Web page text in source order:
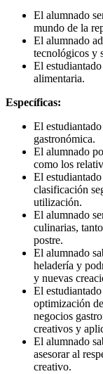
El alumnado
mundo de la
El alumnado
tecnológicos y
El
alimentaria.
Específicas:
El
gastronómica.
El alumnado
como los
El
clasificación
utilización.
El alumnado
culinarias,
postre.
El alumnado
heladería y
y nuevas
El
optimización
negocios
creativos y
El alumnado
asesorar al
creativo.